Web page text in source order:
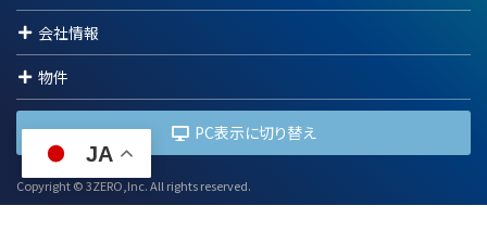
会社情報
物件
PC表示に切り替え
Copyright © 3ZERO,Inc. All rights reserved.
JA